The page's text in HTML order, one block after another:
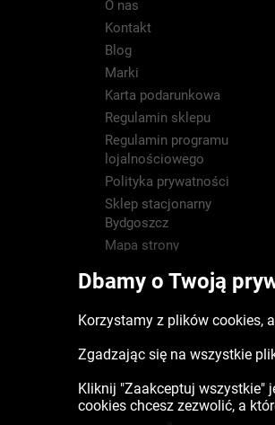
O nas
Kontakt
Blog
Marki
Karta podarunkowa
Regulamin sklepu
Regulamin programu
lojalnościowego
Polityka prywatności
Sklep stacjonarny
Bydgoszcz
Mapa strony
Dbamy o Twoją
Korzystamy z plików cookies,
Zgadzając się na wszystkie
Kliknij "Zaakceptuj wszystkie"
cookies chcesz zezwolić, a